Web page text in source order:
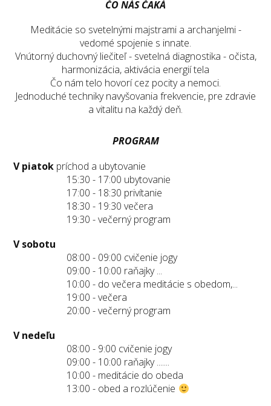
ČO NÁS ČAKÁ
Meditácie so svetelnými majstrami a archanjelmi -
vedomé spojenie s innate.
Vnútorný duchovný liečiteľ - svetelná diagnostika - očista,
harmonizácia, aktivácia energií tela
Čo nám telo hovorí cez pocity a nemoci.
Jednoduché techniky navyšovania frekvencie, pre zdravie
a vitalitu na každý deň.
PROGRAM
V piatok príchod a ubytovanie
15:30 - 17:00 ubytovanie
17:00 - 18:30 privítanie
18:30 - 19:30 večera
19:30 - večerný program
V sobotu
08:00 - 09:00 cvičenie jogy
09:00 - 10:00 raňajky ...
10:00 - do večera meditácie s obedom,...
19:00 - večera
20:00 - večerný program
V nedeľu
08:00 - 9:00 cvičenie jogy
09:00 - 10:00 raňajky .......
10:00 - meditácie do obeda
13:00 - obed a rozlúčenie